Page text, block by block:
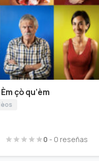
çò qu’èm
0 - 0 reseñas